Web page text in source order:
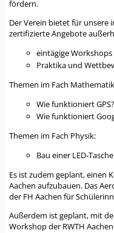
fördern.
Der Verein bietet für unsere
zertifizierte Angebote
eintägige
Praktika und
Themen im Fach
Wie funktioniert GPS?
Wie funktioniert
Themen im Fach Physik:
Bau einer LED-
Es ist zudem geplant, einen
Aachen aufzubauen. Das
der FH Aachen für
Außerdem ist geplant, mit
Workshop der RWTH